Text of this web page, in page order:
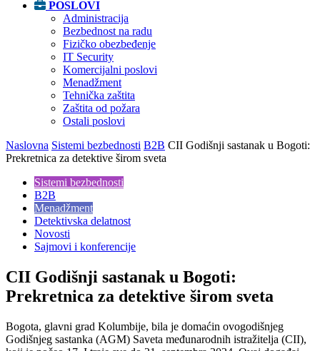
POSLOVI
Administracija
Bezbednost na radu
Fizičko obezbeđenje
IT Security
Komercijalni poslovi
Menadžment
Tehnička zaštita
Zaštita od požara
Ostali poslovi
Naslovna Sistemi bezbednosti B2B CII Godišnji sastanak u Bogoti:
Prekretnica za detektive širom sveta
Sistemi bezbednosti
B2B
Menadžment
Detektivska delatnost
Novosti
Sajmovi i konferencije
CII Godišnji sastanak u Bogoti:
Prekretnica za detektive širom sveta
Bogota, glavni grad Kolumbije, bila je domaćin ovogodišnjeg
Godišnjeg sastanka (AGM) Saveta međunarodnih istražitelja (CII),